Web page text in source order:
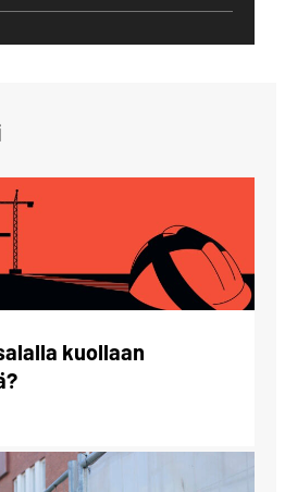
kuollaan